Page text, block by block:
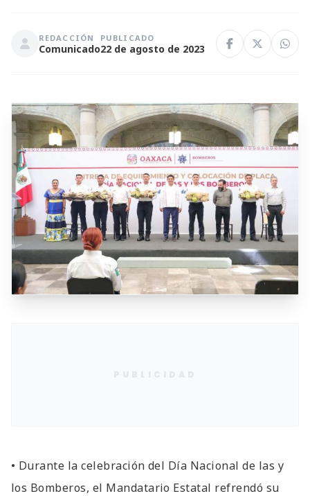
REDACCIÓN
Comunicado
PUBLICADO
22 de agosto de 2023
• Durante la celebración del Día Nacional de las y
los Bomberos, el Mandatario Estatal refrendó su